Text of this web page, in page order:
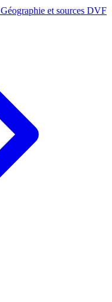
Géographie et sources DVF